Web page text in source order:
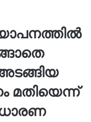
മതിയെന്ന്